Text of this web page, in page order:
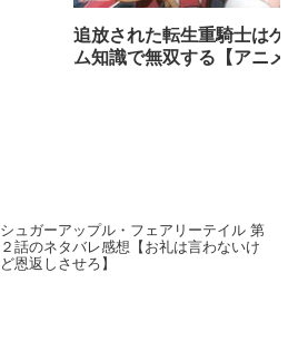
追放された転生重騎士はゲ
ム知識で無双する【アニメ
シュガーアップル・フェアリーテイル 第
２話のネタバレ感想【お礼は言わないけ
ど恩返しさせろ】